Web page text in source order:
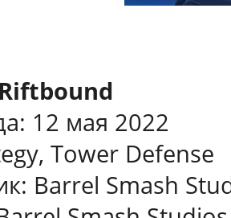
Riftbound
12 мая 2022
Tower Defense
Barrel Smash